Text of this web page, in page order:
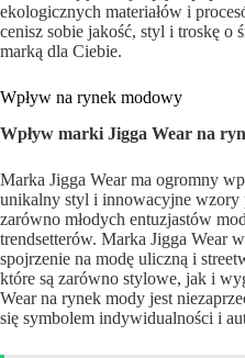
ekologicznych materiałów i
cenisz sobie jakość, styl i troskę o
marką dla Ciebie.
Wpływ na rynek modowy
Wpływ marki Jigga Wear na
Marka Jigga Wear ma ogromny
unikalny styl i innowacyjne wzory
zarówno młodych entuzjastów
trendsetterów. Marka Jigga Wear
spojrzenie na modę uliczną i
które są zarówno stylowe, jak i
Wear na rynek mody jest
się symbolem indywidualności i